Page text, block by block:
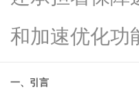
和加速优化功
一、引言